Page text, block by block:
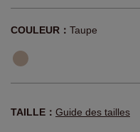
COULEUR： Taupe
TAILLE： Guide des tailles